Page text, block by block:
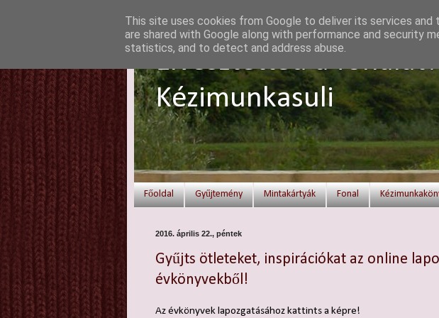
Elvesztetted a
Kézimunkasuli
Főoldal Gyűjtemény Mintakártyák Fonal
2016. április 22., péntek
Gyűjts ötleteket, inspirációkat az online
évkönyvekből!
Az évkönyvek lapozgatásához kattints a képre!
This site uses cookies from Google to deliver its services and
are shared with Google along with performance and security
statistics, and to detect and address abuse.